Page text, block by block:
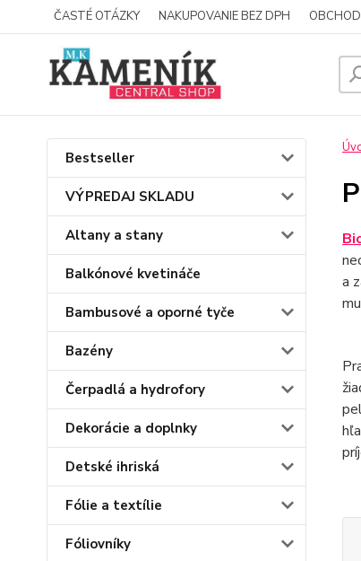
ČASTÉ OTÁZKY NAKUPOVANIE BEZ DPH
Bestseller
VÝPREDAJ SKLADU
Altany a stany
Balkónové kvetináče
Bambusové a oporné tyče
Bazény
Čerpadlá a hydrofory
Dekorácie a doplnky
Detské ihriská
Fólie a textílie
Fóliovníky
a